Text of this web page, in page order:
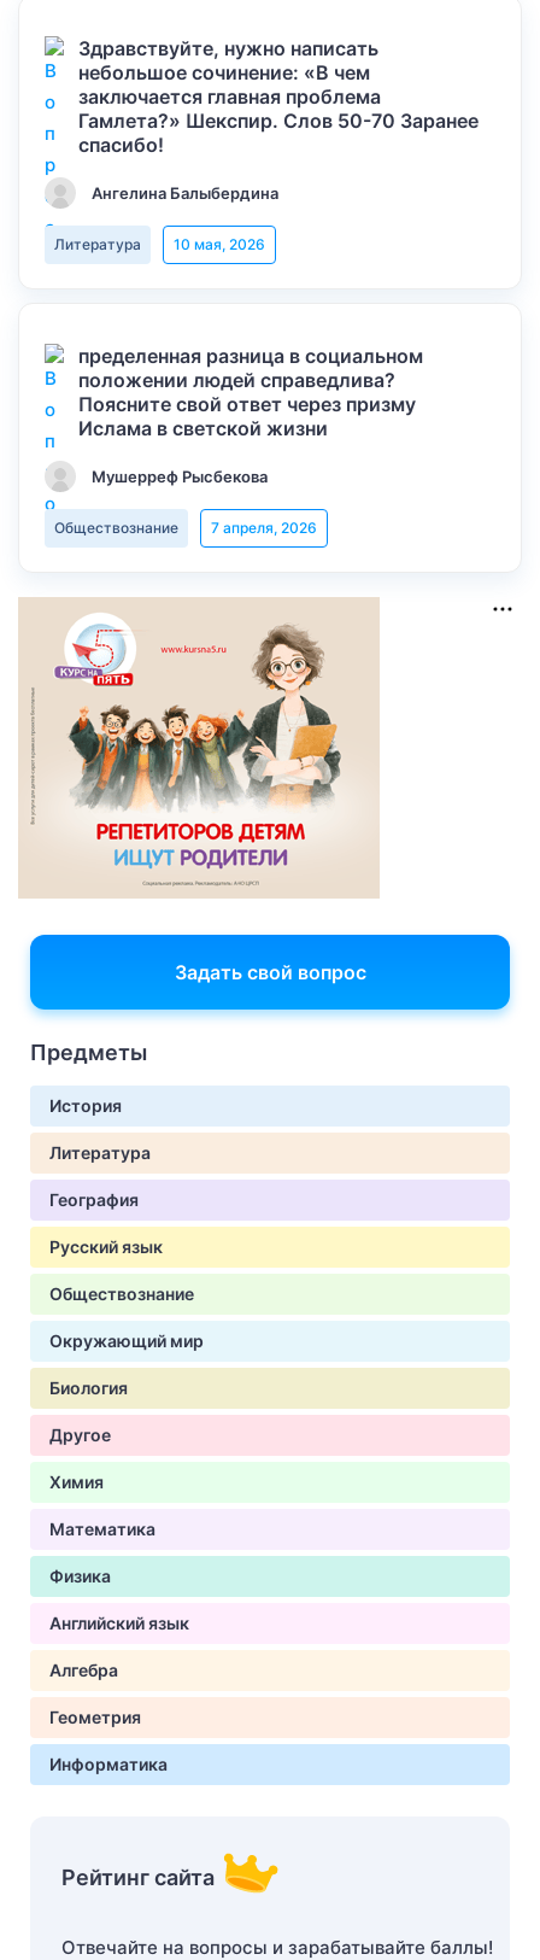
Здравствуйте, нужно написать
небольшое сочинение: «В чем
заключается главная проблема
Гамлета?» Шекспир. Слов 50-70 Заранее
спасибо!
Ангелина Балыбердина
Литература 10 мая, 2026
пределенная разница в социальном
положении людей справедлива?
Поясните свой ответ через призму
Ислама в светской жизни
Мушерреф Рысбекова
Обществознание 7 апреля, 2026
Задать свой вопрос
Предметы
История
Литература
География
Русский язык
Обществознание
Окружающий мир
Биология
Другое
Химия
Математика
Физика
Английский язык
Алгебра
Геометрия
Информатика
Рейтинг сайта
Отвечайте на вопросы и зарабатывайте баллы!